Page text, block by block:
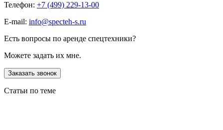
Телефон: +7 (499) 229-13-00
E-mail: info@specteh-s.ru
Есть вопросы по аренде спецтехники?
Можете задать их мне.
Заказать звонок
Статьи по теме